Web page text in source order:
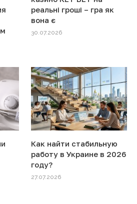
реальні гроші – гра як
вона є
30.07.2026
Как найти стабильную
работу в Украине в 2026
году?
27.07.2026